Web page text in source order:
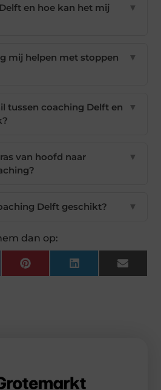
en hoe kan het mij
▼
mij helpen met stoppen
▼
tussen coaching Delft en
▼
van hoofd naar
▼
Delft geschikt? ▼
dan op:
Pinterest LinkedIn Email